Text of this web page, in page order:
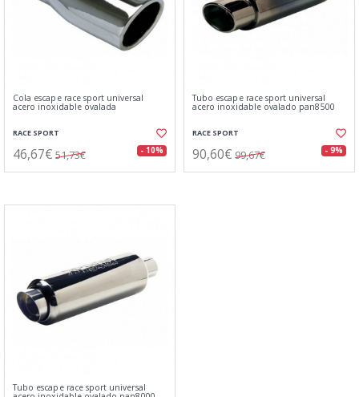
Cola escape race sport universal
acero inoxidable ovalada
RACE SPORT
46,67€ 51,73€ - 10%
Tubo escape race sport universal
acero inoxidable ovalado pan8500
RACE SPORT
90,60€ 99,67€ - 9%
Tubo escape race sport universal